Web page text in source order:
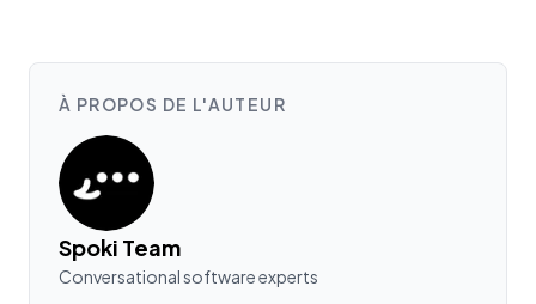
À PROPOS DE L'AUTEUR
Spoki Team
Conversational software experts